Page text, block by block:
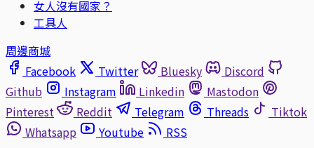
女人沒有國家？
工具人
周邊商城
Facebook
Twitter Bluesky
Discord
Github
Instagram Linkedin
Mastodon
Pinterest
Reddit Telegram Threads
Tiktok
Whatsapp
Youtube
RSS